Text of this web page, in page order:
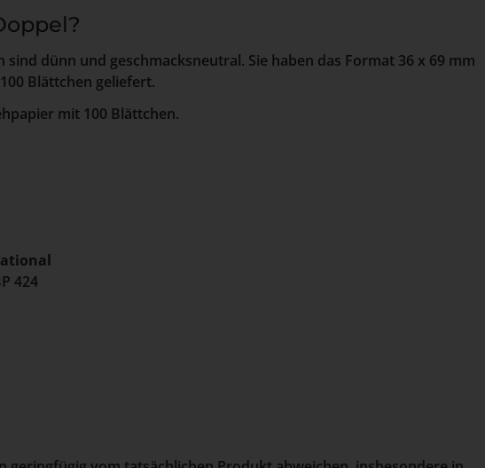
sind dünn und geschmacksneutral. Sie haben das Format 36 x 69 mm
Blättchen geliefert.
mit 100 Blättchen.
424